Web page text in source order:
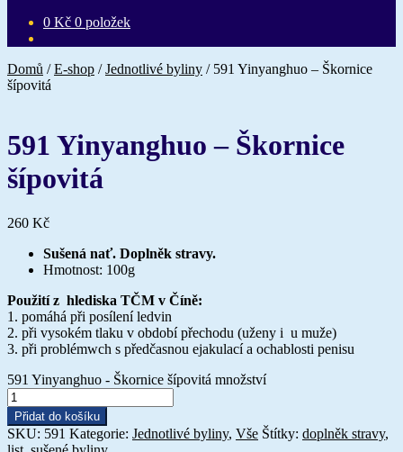
0 Kč 0 položek
Domů /E-shop /Jednotlivé byliny / 591 Yinyanghuo – Škornice
šípovitá
591 Yinyanghuo – Škornice
šípovitá
260 Kč
Sušená nať. Doplněk stravy.
Hmotnost: 100g
Použití z hlediska TČM v Číně:
1. pomáhá při posílení ledvin
2. při vysokém tlaku v období přechodu (uženy i u muže)
3. při problémwch s předčasnou ejakulací a ochablosti penisu
591 Yinyanghuo - Škornice šípovitá množství
Přidat do košíku
SKU: 591 Kategorie: Jednotlivé byliny, Vše Štítky: doplněk stravy,